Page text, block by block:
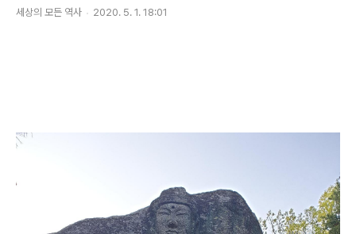
세상의 모든 역사 2020. 5. 1. 18:01